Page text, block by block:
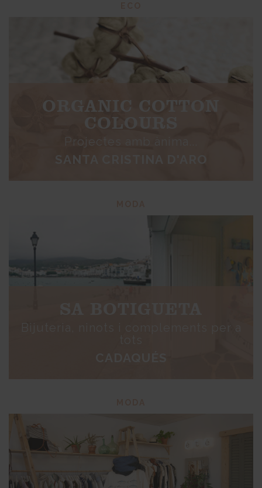
ORGANIC COTTON
COLOURS
Projectes amb ànima...
SANTA CRISTINA D'ARO
Bijuteria, ninots i complements per a